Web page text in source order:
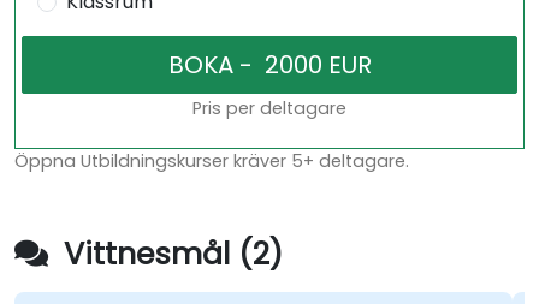
Pris per deltagare
Öppna Utbildningskurser kräver 5+ deltagare.
Vittnesmål (2)